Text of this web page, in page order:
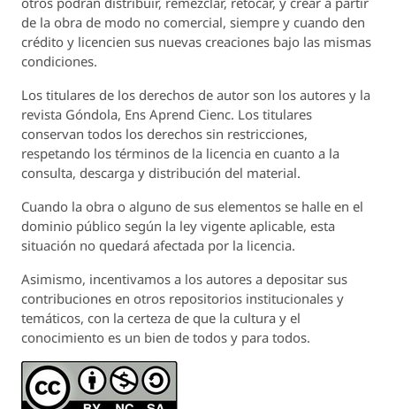
de la obra de modo no comercial, siempre y cuando den
crédito y licencien sus nuevas creaciones bajo las mismas
condiciones.
Los titulares de los derechos de autor son los autores y la
revista Góndola, Ens Aprend Cienc. Los titulares
conservan todos los derechos sin restricciones,
respetando los términos de la licencia en cuanto a la
consulta, descarga y distribución del material.
Cuando la obra o alguno de sus elementos se halle en el
dominio público según la ley vigente aplicable, esta
situación no quedará afectada por la licencia.
Asimismo, incentivamos a los autores a depositar sus
contribuciones en otros repositorios institucionales y
temáticos, con la certeza de que la cultura y el
conocimiento es un bien de todos y para todos.